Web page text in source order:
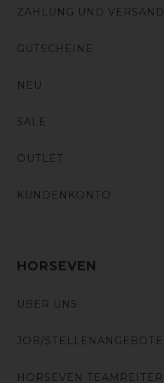
ZAHLUNG UND VERSAND
GUTSCHEINE
NEU
SALE
OUTLET
KUNDENKONTO
HORSEVEN
ÜBER UNS
JOB/STELLENANGEBOTE
HORSEVEN TEAMREITER